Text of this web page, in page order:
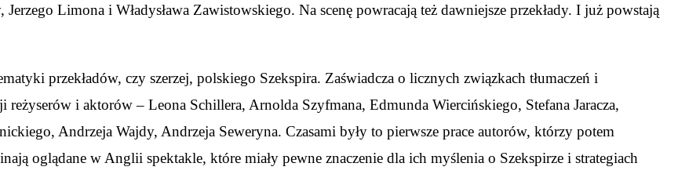
Limona i Władysława Zawistowskiego. Na scenę powracają też dawniejsze przekłady. I już powstają
przekładów, czy szerzej, polskiego Szekspira. Zaświadcza o licznych związkach tłumaczeń i
i aktorów – Leona Schillera, Arnolda Szyfmana, Edmunda Wiercińskiego, Stefana Jaracza,
Andrzeja Wajdy, Andrzeja Seweryna. Czasami były to pierwsze prace autorów, którzy potem
oglądane w Anglii spektakle, które miały pewne znaczenie dla ich myślenia o Szekspirze i strategiach